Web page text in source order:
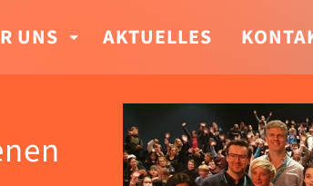
UNS AKTUELLES